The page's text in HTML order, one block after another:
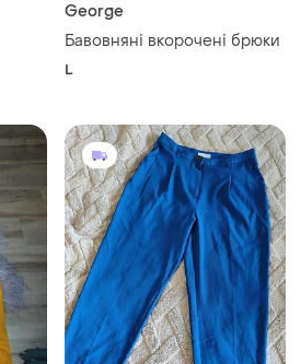
George
Бавовняні вкорочені брюки
L